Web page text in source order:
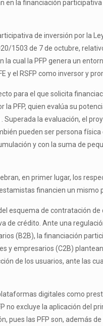
la financiación
de inversión por la
1503 de 7 de octubre,
cual la PFP genera un
el RSFP como inversor y
para el que solicita
PFP, quien evalúa su
la evaluación, el
pueden ser persona
y con la suma de
en primer lugar, los
financien un mismo
esquema de contratación
de crédito. Ante una
(B2B), la financiación
y empresarios (C2B)
de los usuarios, ante las
digitales como
excluye la aplicación del
pues las PFP son, además